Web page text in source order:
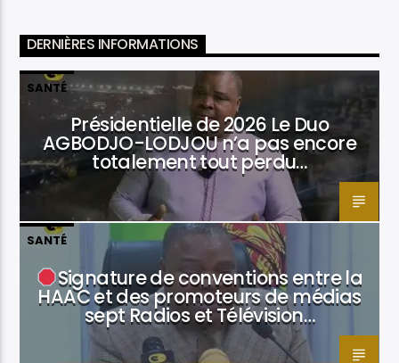
DERNIÈRES INFORMATIONS
SANTÉ
Présidentielle de 2026 Le Duo
AGBODJO-LODJOU n’a pas encore
totalement tout perdu…
SANTÉ
Signature de conventions entre la
HAAC et des promoteurs de médias
sept Radios et Télévision…